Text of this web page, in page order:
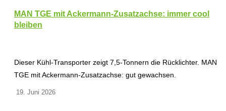
MAN TGE mit Ackermann-Zusatzachse: immer cool
bleiben
Dieser Kühl-Transporter zeigt 7,5-Tonnern die Rücklichter. MAN
TGE mit Ackermann-Zusatzachse: gut gewachsen.
19. Juni 2026